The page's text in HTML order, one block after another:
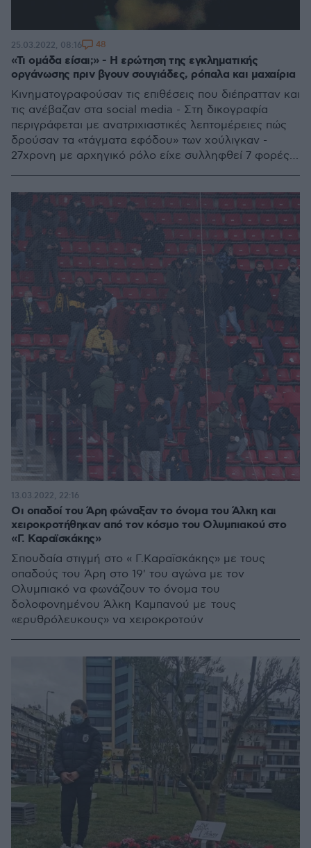
«Τι ομάδα είσαι;» - Η ερώτηση της εγκληματικής
οργάνωσης πριν βγουν σουγιάδες, ρόπαλα και μαχαίρια
Κινηματογραφούσαν τις επιθέσεις που διέπρατταν και
τις ανέβαζαν στα social media - Στη δικογραφία
περιγράφεται με ανατριχιαστικές λεπτομέρειες πώς
δρούσαν τα «τάγματα εφόδου» των χούλιγκαν -
27χρονη με αρχηγικό ρόλο είχε συλληφθεί 7 φορές
μετά τη δολοφονία του Αλκη
25.03.2022, 08:16 48
Οι οπαδοί του Άρη φώναξαν το όνομα του Άλκη και
χειροκροτήθηκαν από τον κόσμο του Ολυμπιακού στο
«Γ. Καραϊσκάκης»
Σπουδαία στιγμή στο « Γ.Καραϊσκάκης» με τους
οπαδούς του Άρη στο 19' του αγώνα με τον
Ολυμπιακό να φωνάζουν το όνομα του
δολοφονημένου Άλκη Καμπανού με τους
«ερυθρόλευκους» να χειροκροτούν
13.03.2022, 22:16